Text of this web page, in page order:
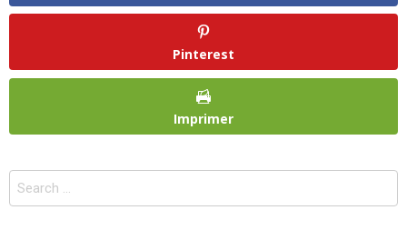
Pinterest
Imprimer
Search